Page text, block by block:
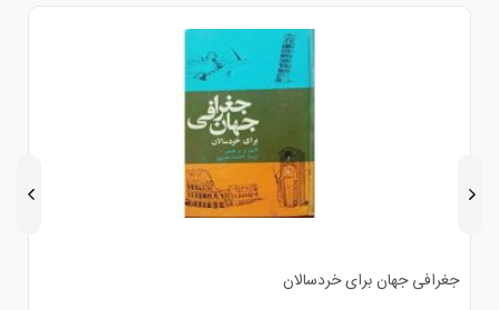
جهان برای خردسالان